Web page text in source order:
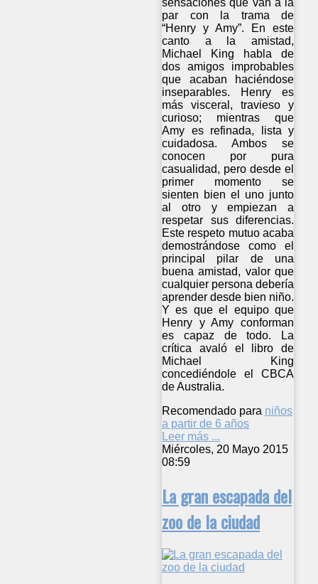
par con la trama de
“Henry y Amy”. En este
canto a la amistad,
Michael King habla de
dos amigos improbables
que acaban haciéndose
inseparables. Henry es
más visceral, travieso y
curioso; mientras que
Amy es refinada, lista y
cuidadosa. Ambos se
conocen por pura
casualidad, pero desde el
primer momento se
sienten bien el uno junto
al otro y empiezan a
respetar sus diferencias.
Este respeto mutuo acaba
demostrándose como el
principal pilar de una
buena amistad, valor que
cualquier persona debería
aprender desde bien niño.
Y es que el equipo que
Henry y Amy conforman
es capaz de todo. La
crítica avaló el libro de
Michael King
concediéndole el CBCA
de Australia.
Recomendado para niños
a partir de 6 años
Leer más ...
Miércoles, 20 Mayo 2015
08:59
La gran escapada del
zoo de la ciudad